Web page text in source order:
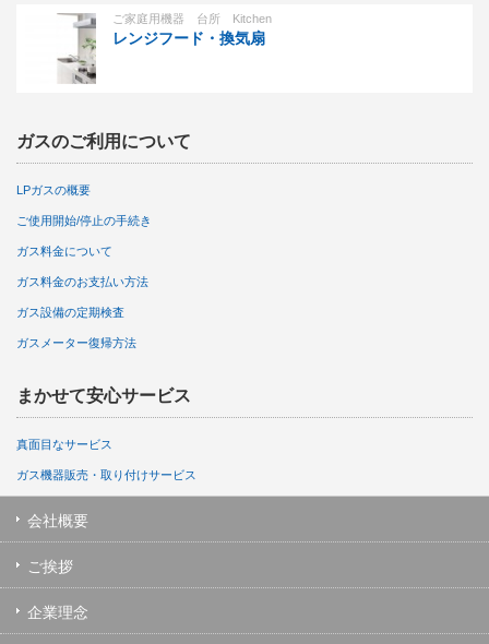
ご家庭用機器 台所 Kitchen
レンジフード・換気扇
ガスのご利用について
LPガスの概要
ご使用開始/停止の手続き
ガス料金について
ガス料金のお支払い方法
ガス設備の定期検査
ガスメーター復帰方法
まかせて安心サービス
真面目なサービス
ガス機器販売・取り付けサービス
会社概要
ご挨拶
企業理念